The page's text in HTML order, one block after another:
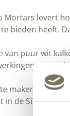
Mortars levert
bieden heeft.
van puur wit
met
maken van
in de Sixtijnse